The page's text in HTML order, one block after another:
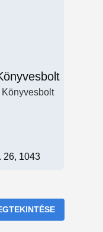
Könyvesbolt
26, 1043